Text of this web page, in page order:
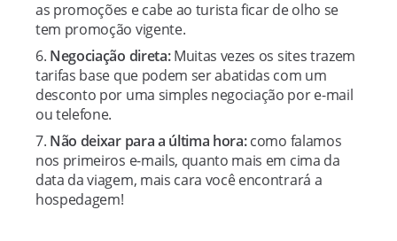
as promoções e cabe ao turista ficar de olho se
tem promoção vigente.
Negociação direta:Muitas vezes os sites trazem
tarifas base que podem ser abatidas com um
desconto por uma simples negociação por e-mail
ou telefone.
Não deixar para a última hora:como falamos
nos primeiros e-mails, quanto mais em cima da
data da viagem, mais cara você encontrará a
hospedagem!